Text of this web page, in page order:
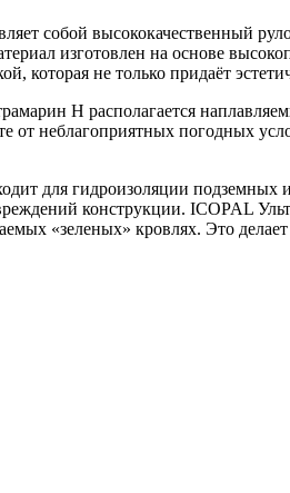
собой высококачественный
изготовлен на основе
которая не только придаёт
Н располагается
от неблагоприятных погодных
для гидроизоляции подземных
конструкции. ICOPAL
«зеленых» кровлях. Это